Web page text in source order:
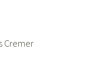
Cremer